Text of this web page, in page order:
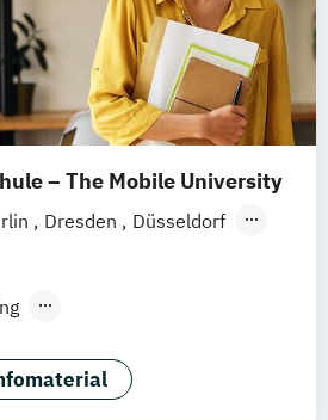
– The Mobile University
Dresden
Düsseldorf
Hamm
Administration
Administration